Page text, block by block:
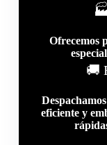
Ofrecemos
🚚
eficiente y